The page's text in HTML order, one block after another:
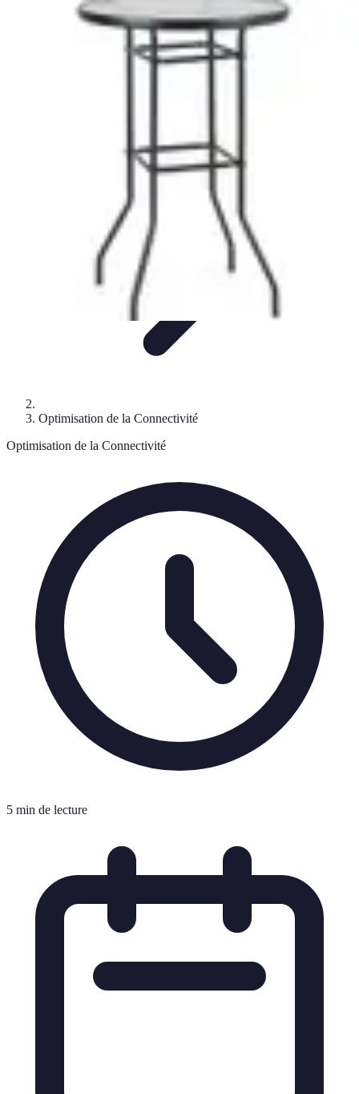
Connexion Rapide
Astuces et ConseilsOptimisationOptimisation de
Applications
Optimisation de la Connectivité
Optimisation de la Connectivité
5 min de lecture